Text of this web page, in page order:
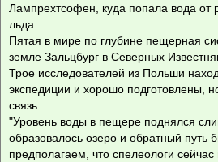
Лампрехтсофен, куда попала вода от
льда.
Пятая в мире по глубине пещерная
земле Зальцбург в Северных
Трое исследователей из Польши
экспедиции и хорошо подготовлены,
связь.
"Уровень воды в пещере поднялся
образовалось озеро и обратный путь
предполагаем, что спелеологи сейчас